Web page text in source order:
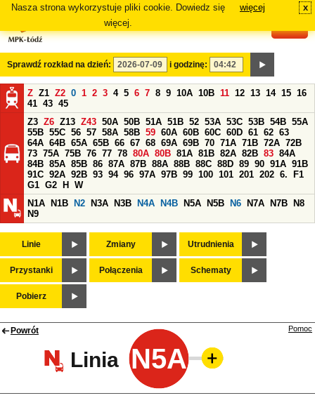
Nasza strona wykorzystuje pliki cookie. Dowiedz się
więcej.
więcej x
Sprawdź rozkład na dzień: i godzinę:
Z Z1 Z2 0 1 2 3 4 5 6 7 8 9 10A 10B 11 12 13 14 15 16
41 43 45
Z3 Z6 Z13 Z43 50A 50B 51A 51B 52 53A 53C 53B 54B 55A
55B 55C 56 57 58A 58B 59 60A 60B 60C 60D 61 62 63
64A 64B 65A 65B 66 67 68 69A 69B 70 71A 71B 72A 72B
73 75A 75B 76 77 78 80A 80B 81A 81B 82A 82B 83 84A
84B 85A 85B 86 87A 87B 88A 88B 88C 88D 89 90 91A 91B
91C 92A 92B 93 94 96 97A 97B 99 100 101 201 202 6.
F1
G1 G2 H
W
N1A
N1B N2 N3A N3B N4A N4B N5A N5B N6 N7A N7B
N8
N9
Linie Zmiany Utrudnienia
Przystanki Połączenia Schematy
Pobierz
Powrót
Linia N5A
Pomoc